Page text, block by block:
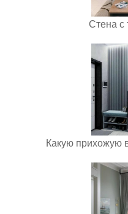
Стена с
Какую прихожую